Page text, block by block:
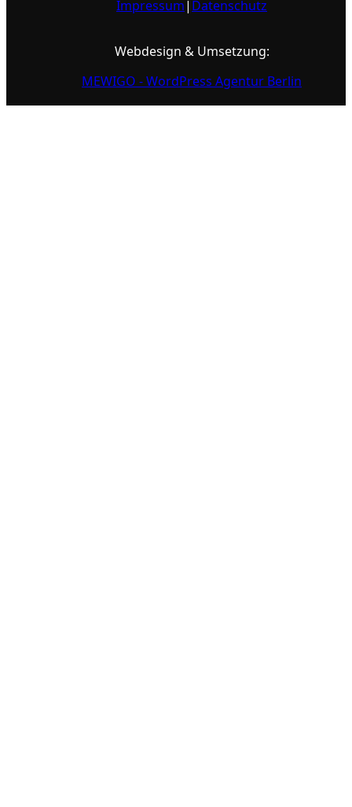
Impressum| Datenschutz
Webdesign & Umsetzung:
MEWIGO - WordPress Agentur Berlin